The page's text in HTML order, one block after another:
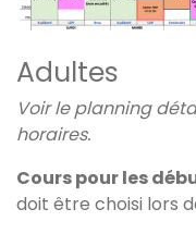
Adultes
Voir le planning
horaires.
Cours pour les
doit être choisi lors